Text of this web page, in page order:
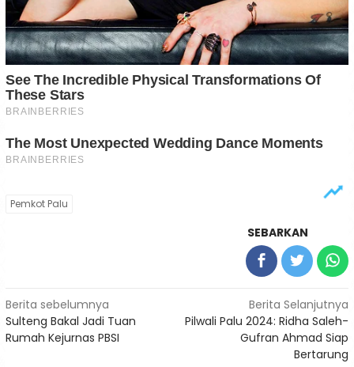
Pemkot Palu
SEBARKAN
Navigasi
pos
Berita sebelumnya
Sulteng Bakal Jadi Tuan
Rumah Kejurnas PBSI
Berita Selanjutnya
Pilwali Palu 2024: Ridha Saleh-
Gufran Ahmad Siap
Bertarung